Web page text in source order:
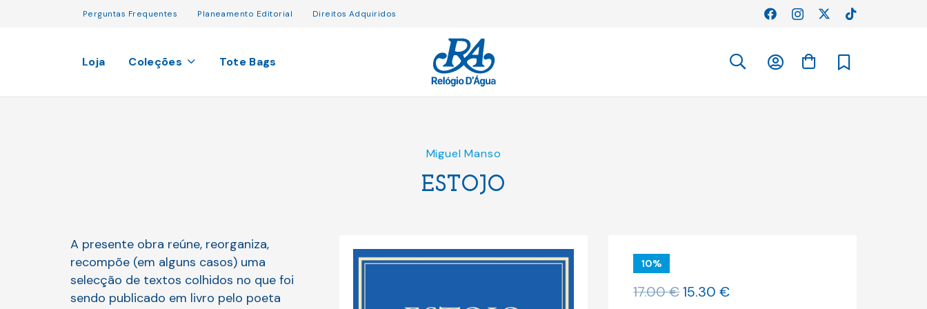
Perguntas Frequentes Planeamento Editorial Direitos Adquiridos
Loja Coleções Tote Bags
Miguel Manso
ESTOJO
A presente obra reúne, reorganiza,
recompõe (em alguns casos) uma
selecção de textos colhidos no que foi
sendo publicado em livro pelo poeta
10%
17.00€O
15.30€O